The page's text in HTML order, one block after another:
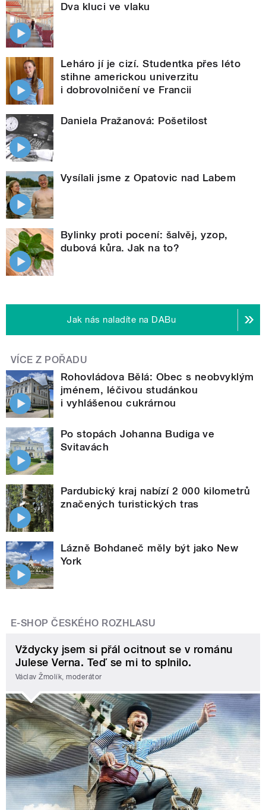
Dva kluci ve vlaku
Leháro jí je cizí. Studentka přes léto
stihne americkou univerzitu
i dobrovolničení ve Francii
Daniela Pražanová: Pošetilost
Vysílali jsme z Opatovic nad Labem
Bylinky proti pocení: šalvěj, yzop,
dubová kůra. Jak na to?
Jak nás naladíte na DABu
VÍCE Z POŘADU
Rohovládova Bělá: Obec s neobvyklým
jménem, léčivou studánkou
i vyhlášenou cukrárnou
Po stopách Johanna Budiga ve
Svitavách
Pardubický kraj nabízí 2 000 kilometrů
značených turistických tras
Lázně Bohdaneč měly být jako New
York
E-SHOP ČESKÉHO ROZHLASU
Vždycky jsem si přál ocitnout se v románu
Julese Verna. Teď se mi to splnilo.
Václav Žmolík, moderátor